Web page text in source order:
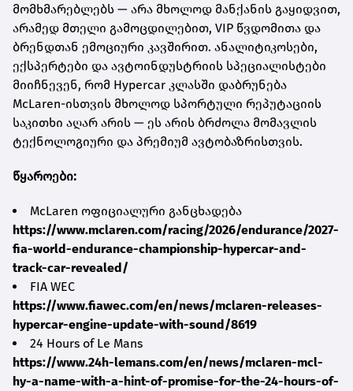
მომხმარებლებს — არა მხოლოდ მანქანის გაყიდვით,
არამედ მთელი გამოცდილებით, VIP წვდომითა და
ბრენდთან ემოციური კავშირით. ანალიტიკოსები,
ექსპერტები და ავტოინდუსტრიის სპეციალისტები
მიიჩნევენ, რომ Hypercar კლასში დაბრუნება
McLaren-ისთვის მხოლოდ სპორტული რეპუტაციის
საკითხი აღარ არის — ეს არის ბრძოლა მომავლის
ტექნოლოგიური და პრემიუმ ავტობაზრისთვის.
წყაროები:
McLaren ოფიციალური განცხადება
https://www.mclaren.com/racing/2026/endurance/2027-
fia-world-endurance-championship-hypercar-and-
track-car-revealed/
FIA WEC
https://www.fiawec.com/en/news/mclaren-releases-
hypercar-engine-update-with-sound/8619
24 Hours of Le Mans
https://www.24h-lemans.com/en/news/mclaren-mcl-
hy-a-name-with-a-hint-of-promise-for-the-24-hours-of-